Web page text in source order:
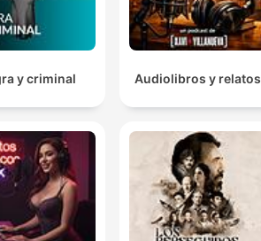
y criminal Audiolibros y relatos